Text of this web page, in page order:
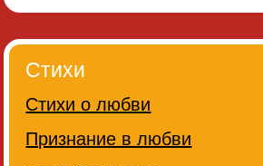
Стихи
Стихи о любви
Признание в любви